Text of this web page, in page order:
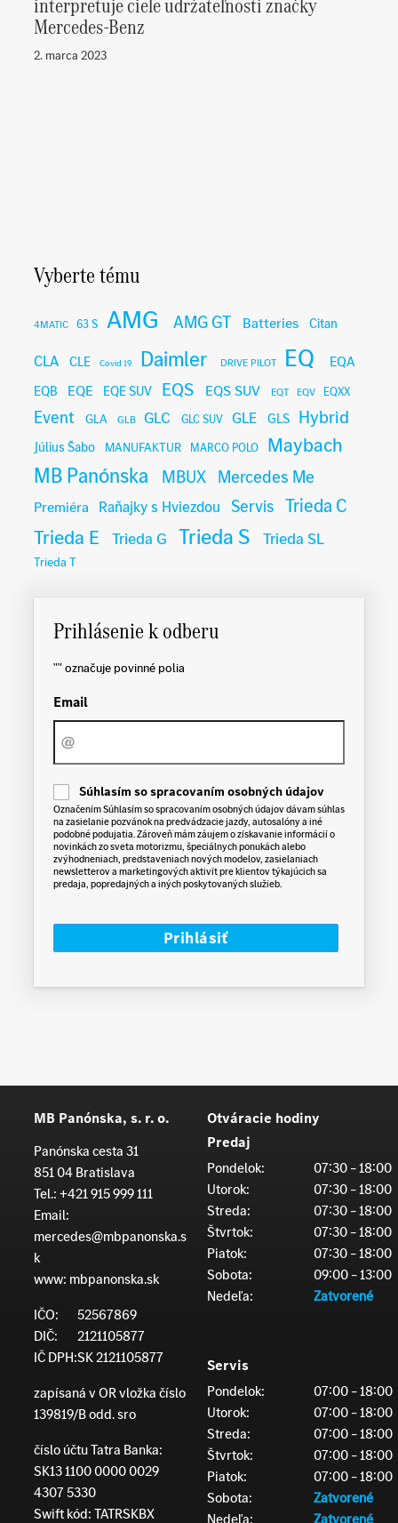
Mercedes-Benz
2. marca 2023
Vyberte tému
4MATIC 63 S AMG AMG GT Batteries Citan
CLA CLE Covid 19 Daimler DRIVE PILOT EQ EQA
EQB EQE EQE SUV EQS EQS SUV EQT EQV EQXX
Event GLA GLB GLC GLC SUV GLE GLS Hybrid
Július Šabo MANUFAKTUR MARCO POLO Maybach
MB Panónska MBUX Mercedes Me
Premiéra Raňajky s Hviezdou Servis Trieda C
Trieda E Trieda G Trieda S Trieda SL
Trieda T
Prihlásenie k odberu
"" označuje povinné polia
Email
C
o
n
s
e
n
t
Súhlasím so spracovaním osobných údajov
Označením Súhlasím so spracovaním osobných údajov dávam súhlas
na zasielanie pozvánok na predvádzacie jazdy, autosalóny a iné
podobné podujatia. Zároveň mám záujem o získavanie informácií o
novinkách zo sveta motorizmu, špeciálnych ponukách alebo
zvýhodneniach, predstaveniach nových modelov, zasielaniach
newsletterov a marketingových aktivít pre klientov týkajúcich sa
predaja, popredajných a iných poskytovaných služieb.
MB Panónska, s. r. o.
Panónska cesta 31
851 04 Bratislava
Tel.:+421 915 999 111
Email:
mercedes@mbpanonska.s
k
www: mbpanonska.sk
IČO:
52567869
DIČ:
2121105877
IČ DPH:SK 2121105877
zapísaná v OR vložka číslo
139819/B odd. sro
číslo účtu Tatra Banka:
SK13 1100 0000 0029
4307 5330
Swift kód: TATRSKBX
Otváracie hodiny
Predaj
Pondelok:
07:30 – 18:00
Utorok:
07:30 – 18:00
Streda:
07:30 – 18:00
Štvrtok:
07:30 – 18:00
Piatok:
07:30 – 18:00
Sobota:
09:00 – 13:00
Nedeľa:
Zatvorené
Servis
Pondelok:
07:00 – 18:00
Utorok:
07:00 – 18:00
Streda:
07:00 – 18:00
Štvrtok:
07:00 – 18:00
Piatok:
07:00 – 18:00
Sobota:
Zatvorené